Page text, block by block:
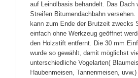
auf Leinölbasis behandelt. Das Dach
Streifen Bitumendachbahn
kann zum Ende der Brutzeit zwecks
einfach ohne Werkzeug geöffnet
den Holzstift entfernt. Die 30 mm
wurde so gewählt, damit möglichst
unterschiedliche Vogelarten(
Haubenmeisen, Tannenmeisen,